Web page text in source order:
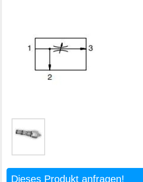
Dieses Produkt anfragen!